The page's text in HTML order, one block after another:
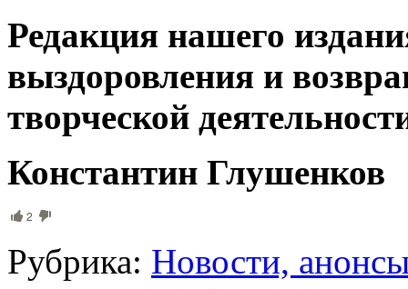
Редакция нашего
выздоровления и
творческой
Константин Глушенков
2
Рубрика: Новости,